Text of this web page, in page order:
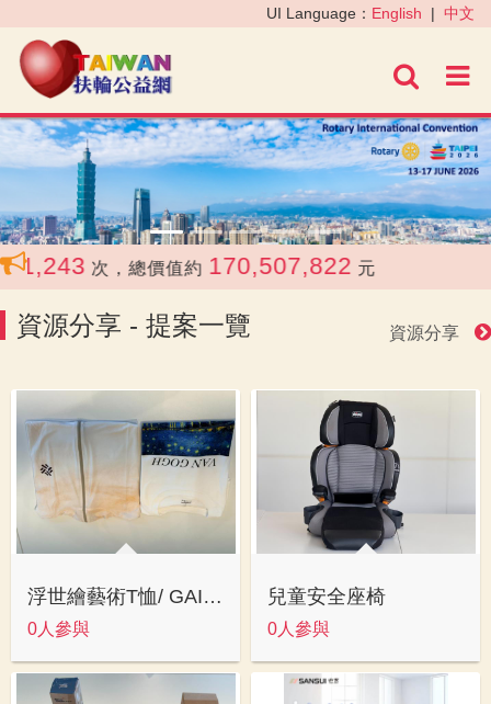
進階
UI Language： English | 中文
‹ ›
次，總價值約 170,507,822 元
資源分享 - 提案一覽 資源分享
浮世繪藝術T恤/ GAIA外套
0人參與
兒童安全座椅
0人參與